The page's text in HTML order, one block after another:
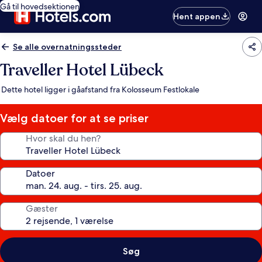
Gå til hovedsektionen
Hent appen
Se alle overnatningssteder
Traveller Hotel Lübeck
Dette hotel ligger i gåafstand fra Kolosseum Festlokale
Vælg datoer for at se priser
Hvor skal du hen?
Datoer
Gæster
Søg